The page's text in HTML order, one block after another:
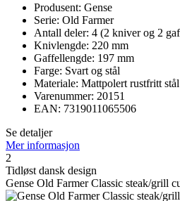
Produsent: Gense
Serie: Old Farmer
Antall deler: 4 (2 kniver og 2
Knivlengde: 220 mm
Gaffellengde: 197 mm
Farge: Svart og stål
Materiale: Mattpolert rustfritt
Varenummer: 20151
EAN: 7319011065506
Se detaljer
Mer informasjon
2
Tidløst dansk design
Gense Old Farmer Classic steak/grill